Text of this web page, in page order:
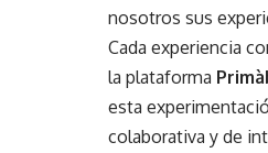
nosotros sus
Cada experiencia
la plataforma
esta
colaborativa y de